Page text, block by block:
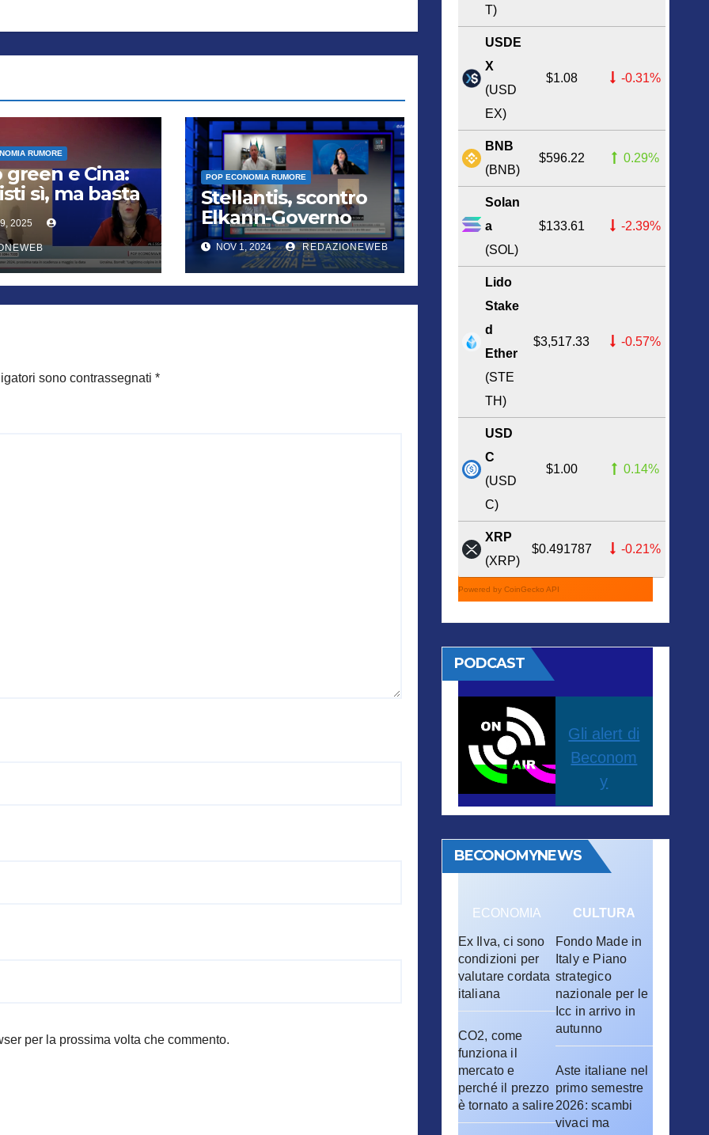
RUMORE
green e Cina:
sì, ma basta
2025
POP ECONOMIA RUMORE
Stellantis, scontro
Elkann-Governo
mentre Piedimonte
trema
NOV 1, 2024 REDAZIONEWEB
sono contrassegnati *
per la prossima volta che commento.
T)
USDE
X
(USD
EX)
$1.08 -0.31%
BNB
(BNB)
$596.22 0.29%
Solan
a
(SOL)
$133.61 -2.39%
Lido
Stake
d
Ether
(STE
TH)
$3,517.33 -0.57%
USD
C
(USD
C)
$1.00 0.14%
XRP
(XRP)
$0.491787 -0.21%
Powered by CoinGecko API
PODCAST
Gli alert di
Beconom
y
BECONOMYNEWS
ECONOMIA
Ex Ilva, ci sono
condizioni per
valutare cordata
italiana
CO2, come
funziona il
mercato e
perché il prezzo
è tornato a salire
CULTURA
Fondo Made in
Italy e Piano
strategico
nazionale per le
Icc in arrivo in
autunno
Aste italiane nel
primo semestre
2026: scambi
vivaci ma